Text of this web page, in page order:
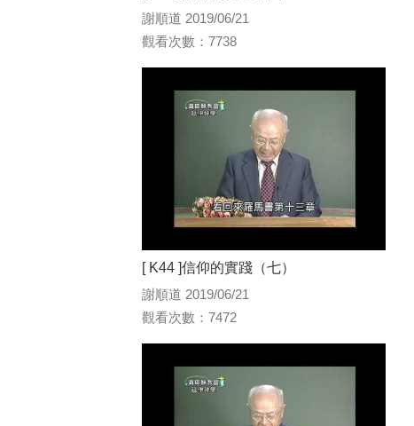
謝順道 2019/06/21
觀看次數：7738
[ K44 ]信仰的實踐（七）
謝順道 2019/06/21
觀看次數：7472